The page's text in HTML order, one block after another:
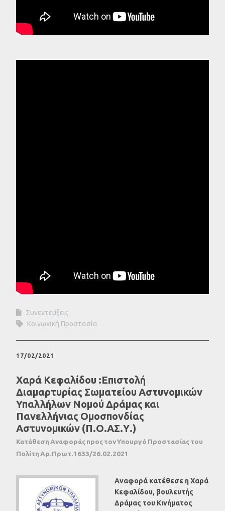
Συνεντεύξεις
Κοινωνική Προστασία
17/02/2021
Χαρά Κεφαλίδου :Επιστολή
Διαμαρτυρίας Σωματείου Αστυνομικών
Υπαλλήλων Νομού Δράμας και
Πανελλήνιας Ομοσπονδίας
Αστυνομικών (Π.Ο.ΑΣ.Υ.)
Κατάθεση Αναφοράς προς τον Υπουργό Προστασίας του
Πολίτη Αρ.Πρωτ.1633/26.02.2021
Αναφορά κατέθεσε η Χαρά
Κεφαλίδου, βουλευτής
Δράμας του Κινήματος